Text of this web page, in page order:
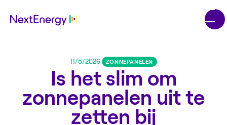
11/5/2026 ZONNEPANELEN
Is het slim om
zonnepanelen uit te
zetten bij